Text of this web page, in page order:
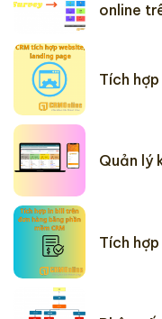
online
Tích
Quản lý
Tích